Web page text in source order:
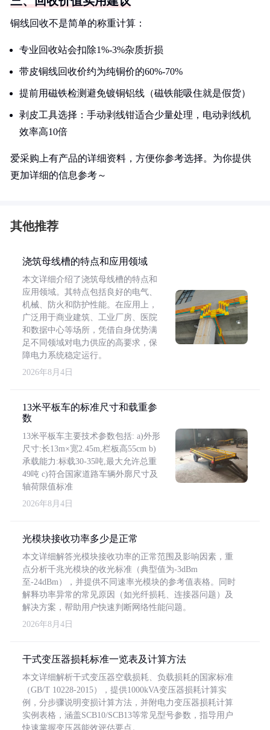
铜线回收不是简单的称重计算：
专业回收站会扣除1%-3%杂质折损
带皮铜线回收价约为纯铜价的60%-70%
提前用磁铁检测避免镀铜铝线（磁铁能吸住就是假货）
剥皮工具选择：手动剥线钳适合少量处理，电动剥线机
效率高10倍
爱采购上有产品的详细资料，方便你参考选择。为你提供
更加详细的信息参考～
其他推荐
浇筑母线槽的特点和应用领域
本文详细介绍了浇筑母线槽的特点和
应用领域。其特点包括良好的电气、
机械、防火和防护性能。在应用上，
广泛用于商业建筑、工业厂房、医院
和数据中心等场所，凭借自身优势满
足不同领域对电力供应的高要求，保
障电力系统稳定运行。
2026年8月4日
13米平板车的标准尺寸和载重参
数
13米平板车主要技术参数包括: a)外形
尺寸:长13m×宽2.45m,栏板高55cm b)
承载能力:标载30-35吨,最大允许总重
49吨 c)符合国家道路车辆外廓尺寸及
轴荷限值标准
2026年8月4日
光模块接收功率多少是正常
本文详细解答光模块接收功率的正常范围及影响因素，重
点分析千兆光模块的收光标准（典型值为-3dBm
至-24dBm），并提供不同速率光模块的参考值表格。同时
解释功率异常的常见原因（如光纤损耗、连接器问题）及
解决方案，帮助用户快速判断网络性能问题。
2026年8月4日
干式变压器损耗标准一览表及计算方法
本文详细解析干式变压器空载损耗、负载损耗的国家标准
（GB/T 10228-2015），提供1000kVA变压器损耗计算实
例，分步骤说明变损计算方法，并附电力变压器损耗计算
实例表格，涵盖SCB10/SCB13等常见型号参数，指导用户
快速掌握变压器能效评估要点。